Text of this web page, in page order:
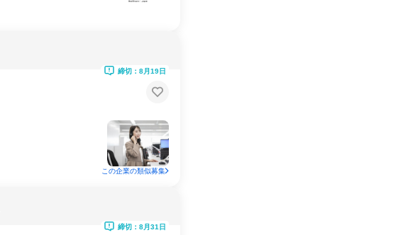
締切：8月19日
この企業の類似募集
締切：8月31日